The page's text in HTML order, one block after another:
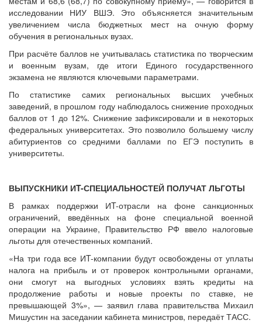
исследовании НИУ ВШЭ. Это объясняется значительным
увеличением числа бюджетных мест на очную форму
обучения в региональных вузах.
При расчёте баллов не учитывалась статистика по творческим
и военным вузам, где итоги Единого государственного
экзамена не являются ключевыми параметрами.
По статистике самих региональных высших учебных
заведений, в прошлом году наблюдалось снижение проходных
баллов от 1 до 12%. Снижение зафиксировали и в некоторых
федеральных университетах. Это позволило большему числу
абитуриентов со средними баллами по ЕГЭ поступить в
университеты.
ВЫПУСКНИКИ ИT-СПЕЦИАЛЬНОСТЕЙ ПОЛУЧАТ ЛЬГОТЫ
В рамках поддержки ИT-отрасли на фоне санкционных
ограничений, введённых на фоне специальной военной
операции на Украине, Правительство РФ ввело налоговые
льготы для отечественных компаний.
«На три года все ИT-компании будут освобождены от уплаты
налога на прибыль и от проверок контрольными органами,
они смогут на выгодных условиях взять кредиты на
продолжение работы и новые проекты по ставке, не
превышающей 3%», — заявил глава правительства Михаил
Мишустин на заседании кабинета министров, передаёт ТАСС.